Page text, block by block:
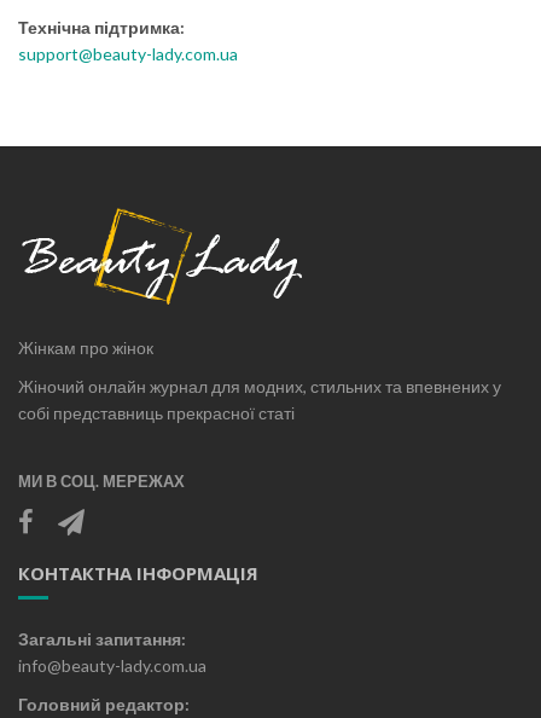
Технічна підтримка:
support@beauty-lady.com.ua
Жінкам про жінок
Жіночий онлайн журнал для модних, стильних та впевнених у
собі представниць прекрасної статі
МИ В СОЦ. МЕРЕЖАХ
КОНТАКТНА ІНФОРМАЦІЯ
Загальні запитання:
info@beauty-lady.com.ua
Головний редактор: